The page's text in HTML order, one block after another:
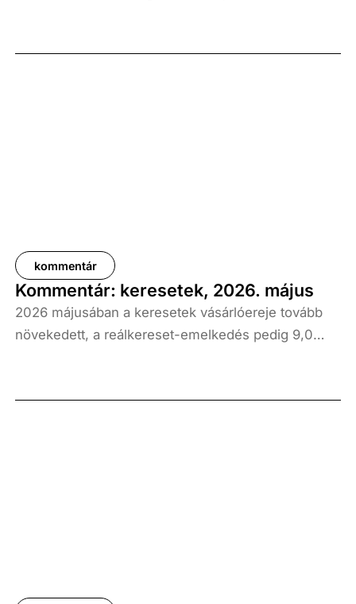
kommentár
Kommentár: keresetek, 2026. május
2026 májusában a keresetek vásárlóereje tovább
növekedett, a reálkereset-emelkedés pedig 9,0
százalékot, a nettóé 11,0 százalékot tett ki, emellett